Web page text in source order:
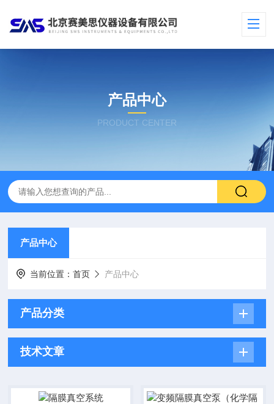
产品中心
PRODUCT CENTER
产品中心
当前位置：首页 产品中心
产品分类
技术文章